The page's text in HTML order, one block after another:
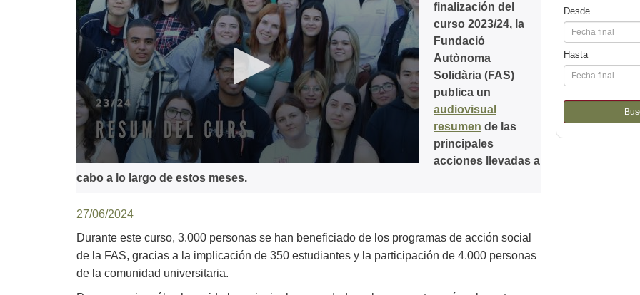
seconds
secondsVolume
finalización del
curso 2023/24, la
Fundació
Autònoma
Solidària (FAS)
publica un
audiovisual
resumen de las
principales
acciones llevadas a
cabo a lo largo de estos meses.
27/06/2024
Durante este curso, 3.000 personas se han beneficiado de los programas de acción social
de la FAS, gracias a la implicación de 350 estudiantes y la participación de 4.000 personas
de la comunidad universitaria.
Desde
Hasta